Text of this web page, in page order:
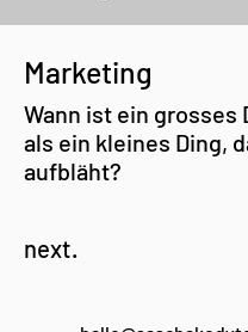
Marketing
Wann ist ein grosses
als ein kleines Ding,
aufbläht?
next.